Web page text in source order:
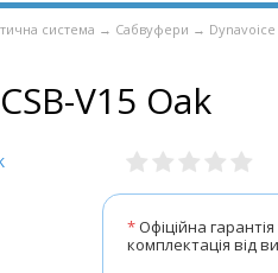
система → Сабвуфери → Dynavoice
V15 Oak
*Офіційна гарантія
комплектація від